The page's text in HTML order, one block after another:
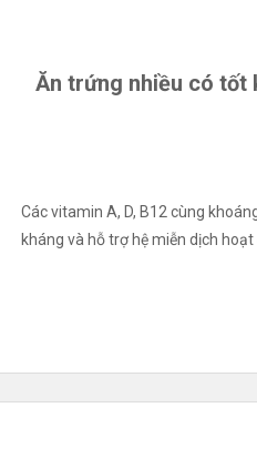
Ăn trứng nhiều có tốt
Các vitamin A, D, B12 cùng
kháng và hỗ trợ hệ miễn dịch hoạt